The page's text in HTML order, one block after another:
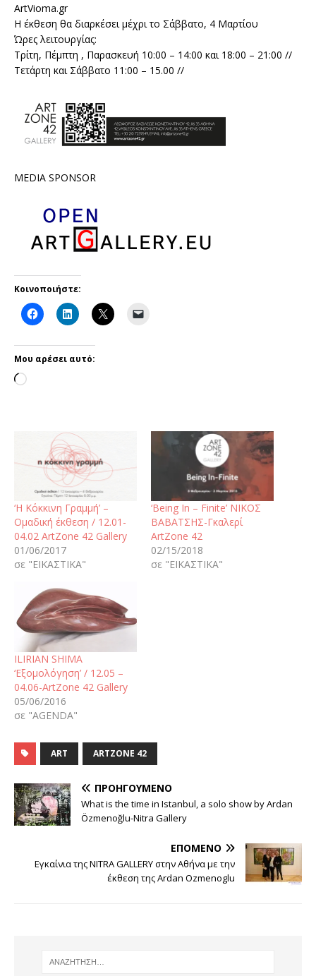
ArtVioma.gr
Η έκθεση θα διαρκέσει μέχρι το Σάββατο, 4 Μαρτίου
Ώρες λειτουργίας:
Τρίτη, Πέμπτη , Παρασκευή 10:00 – 14:00 και 18:00 – 21:00 //
Tετάρτη και Σάββατο 11:00 – 15.00 //
MEDIA SPONSOR
Κοινοποιήστε:
Μου αρέσει αυτό:
‘Η Κόκκινη Γραμμή’ –
Ομαδική έκθεση / 12.01-
04.02 ArtZone 42 Gallery
01/06/2017
σε "ΕΙΚΑΣΤΙΚΑ"
‘Being In – Finite’ ΝΙΚΟΣ
ΒΑΒΑΤΣΗΣ-Γκαλερί
ArtZone 42
02/15/2018
σε "ΕΙΚΑΣΤΙΚΑ"
ILIRIAN SHIMA
‘Εξομολόγηση’ / 12.05 –
04.06-ArtZone 42 Gallery
05/06/2016
σε "AGENDA"
ART ARTZONE 42
ΠΡΟΗΓΟΎΜΕΝΟ
What is the time in Istanbul, a solo show by Ardan
Özmenoğlu-Nitra Gallery
ΕΠΌΜΕΝΟ
Εγκαίνια της NITRA GALLERY στην Αθήνα με την
έκθεση της Ardan Ozmenoglu